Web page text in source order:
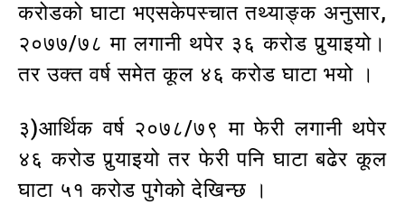
करोडको घाटा भएसकेपस्चात तथ्याङ्क अनुसार,
२०७७/७८ मा लगानी थपेर ३६ करोड पुर्‍याइयो।
तर उक्त वर्ष समेत कूल ४६ करोड घाटा भयो ।
३)आर्थिक वर्ष २०७८/७९ मा फेरी लगानी थपेर
४६ करोड पुर्‍याइयो तर फेरी पनि घाटा बढेर कूल
घाटा ५१ करोड पुगेको देखिन्छ ।